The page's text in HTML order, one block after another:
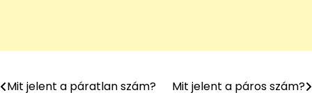
Bejegyzés
Mit jelent a páratlan szám? Mit jelent a páros szám?